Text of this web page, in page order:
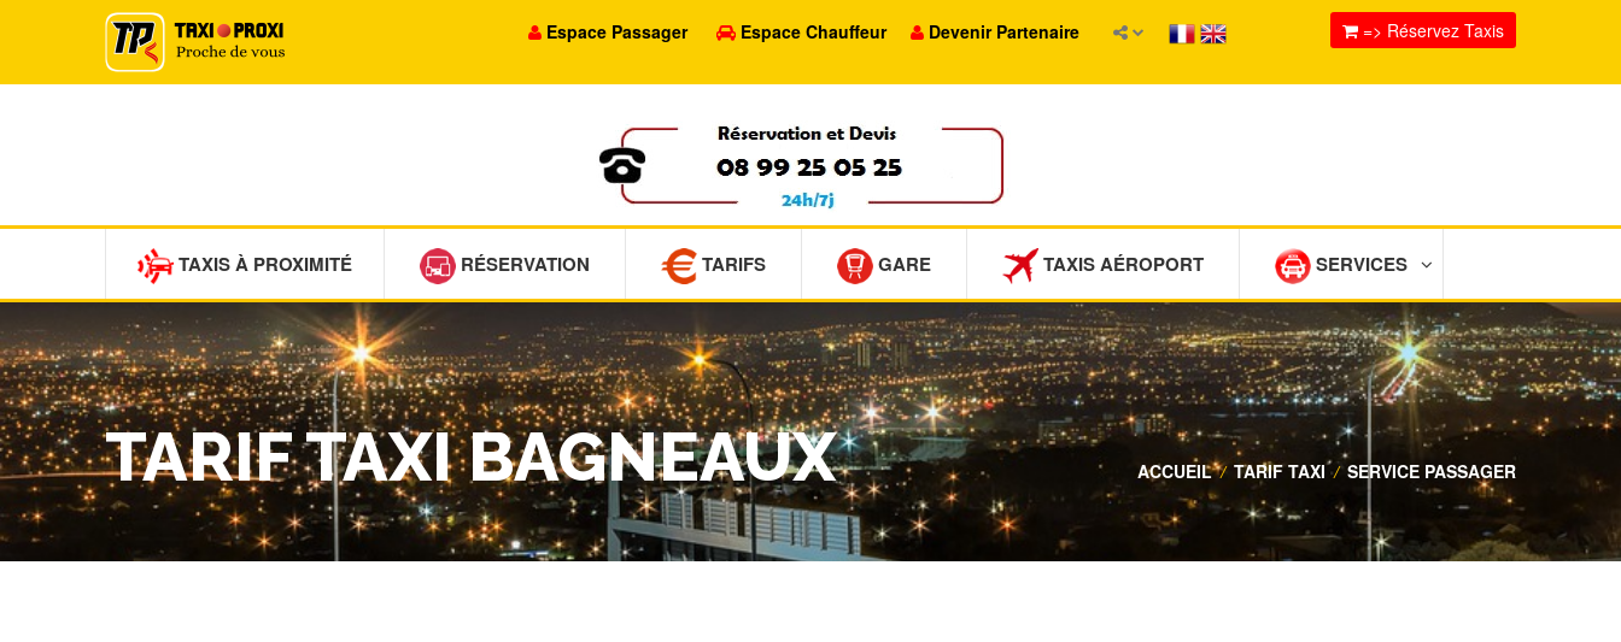
Espace Passager Espace Chauffeur Devenir Partenaire => Réservez Taxis
TAXIS À PROXIMITÉ RÉSERVATION TARIFS GARE TAXIS AÉROPORT SERVICES
TARIF TAXI BAGNEAUX ACCUEIL / TARIF TAXI / SERVICE PASSAGER